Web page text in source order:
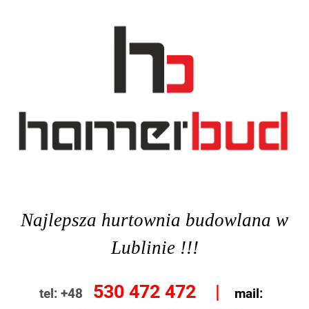
Najlepsza hurtownia budowlana w
Lublinie !!!
tel: +48 530 472 472 | mail: